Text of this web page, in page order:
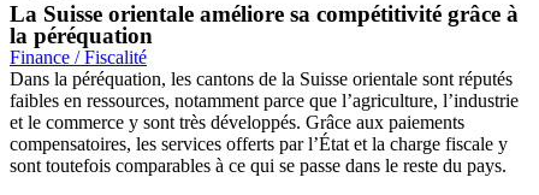
La Suisse orientale améliore sa compétitivité grâce à
la péréquation
Finance / Fiscalité
Dans la péréquation, les cantons de la Suisse orientale sont réputés
faibles en ressources, notamment parce que l’agriculture, l’industrie
et le commerce y sont très développés. Grâce aux paiements
compensatoires, les services offerts par l’État et la charge fiscale y
sont toutefois comparables à ce qui se passe dans le reste du pays.